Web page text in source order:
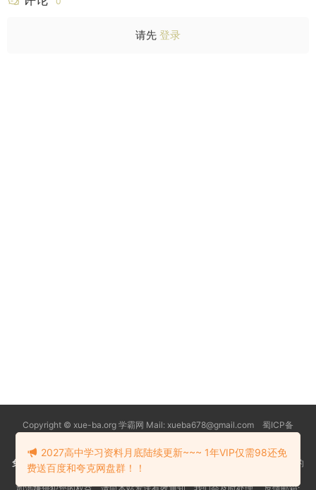
请先 登录
Copyright © xue-ba.org 学霸网 Mail: xueba678@gmail.com 蜀ICP备
常见问题
更新日志 忘记密码本站推荐浏览器：Edge浏览器
免责声明：本站资源均搜索自互联网和网友分享,仅供大家学习交流,不对资料的
真实性和安全性负责！
2027高中学习资料月底陆续更新~~~ 1年VIP仅需98还免
费送百度和夸克网盘群！！